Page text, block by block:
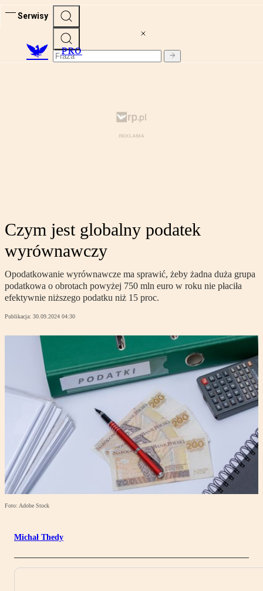
Serwisy
PRO
Czym jest globalny podatek
wyrównawczy
Opodatkowanie wyrównawcze ma sprawić, żeby żadna duża grupa
podatkowa o obrotach powyżej 750 mln euro w roku nie płaciła
efektywnie niższego podatku niż 15 proc.
Publikacja: 30.09.2024 04:30
Foto: Adobe Stock
Michał Thedy